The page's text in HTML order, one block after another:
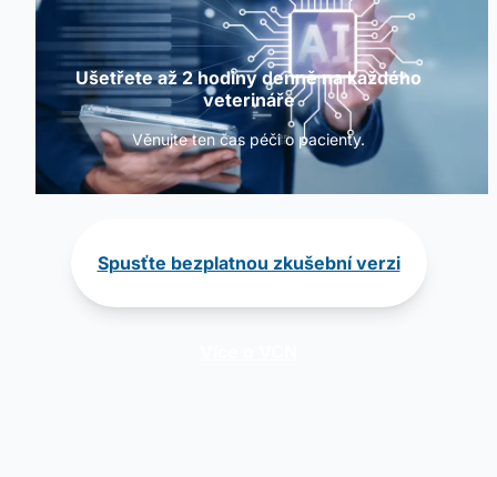
Ušetřete až 2 hodiny denně na každého
veterináře
Věnujte ten čas péči o pacienty.
Spusťte bezplatnou zkušební verzi